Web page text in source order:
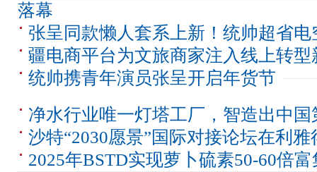
落幕
张呈同款懒人套系上新！统帅超省
疆电商平台为文旅商家注入线上转型
统帅携青年演员张呈开启年货节
净水行业唯一灯塔工厂，智造出中
沙特“2030愿景”国际对接论坛在利
2025年BSTD实现萝卜硫素50-60倍